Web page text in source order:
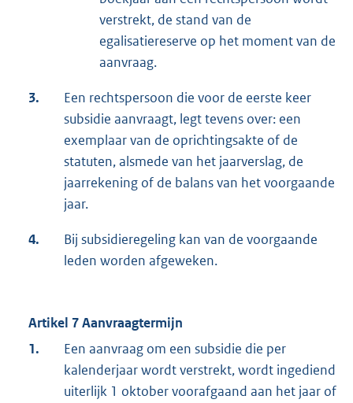
verstrekt, de stand van de
egalisatiereserve op het moment van de
aanvraag.
3.
Een rechtspersoon die voor de eerste keer
subsidie aanvraagt, legt tevens over: een
exemplaar van de oprichtingsakte of de
statuten, alsmede van het jaarverslag, de
jaarrekening of de balans van het voorgaande
jaar.
4.
Bij subsidieregeling kan van de voorgaande
leden worden afgeweken.
Artikel 7 Aanvraagtermijn
1.
Een aanvraag om een subsidie die per
kalenderjaar wordt verstrekt, wordt ingediend
uiterlijk 1 oktober voorafgaand aan het jaar of